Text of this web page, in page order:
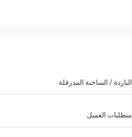
الباردة / الساخنة المدرفلة
متطلبات العميل